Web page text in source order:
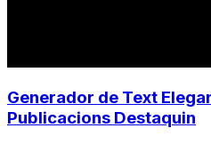
Generador de Text
Publicacions Destaquin